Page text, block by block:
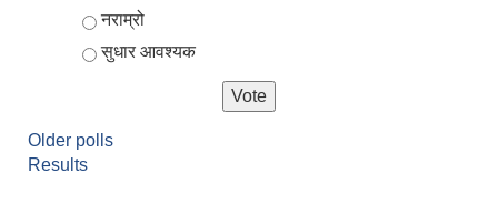
नराम्रो
सुधार आवश्यक
Older polls
Results